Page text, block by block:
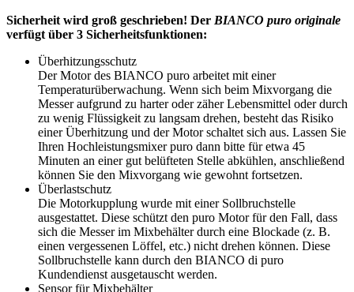
Sicherheit wird groß geschrieben! Der BIANCO puro originale
verfügt über 3 Sicherheitsfunktionen:
Überhitzungsschutz
Der Motor des BIANCO puro arbeitet mit einer
Temperaturüberwachung. Wenn sich beim Mixvorgang die
Messer aufgrund zu harter oder zäher Lebensmittel oder durch
zu wenig Flüssigkeit zu langsam drehen, besteht das Risiko
einer Überhitzung und der Motor schaltet sich aus. Lassen Sie
Ihren Hochleistungsmixer puro dann bitte für etwa 45
Minuten an einer gut belüfteten Stelle abkühlen, anschließend
können Sie den Mixvorgang wie gewohnt fortsetzen.
Überlastschutz
Die Motorkupplung wurde mit einer Sollbruchstelle
ausgestattet. Diese schützt den puro Motor für den Fall, dass
sich die Messer im Mixbehälter durch eine Blockade (z. B.
einen vergessenen Löffel, etc.) nicht drehen können. Diese
Sollbruchstelle kann durch den BIANCO di puro
Kundendienst ausgetauscht werden.
Sensor für Mixbehälter